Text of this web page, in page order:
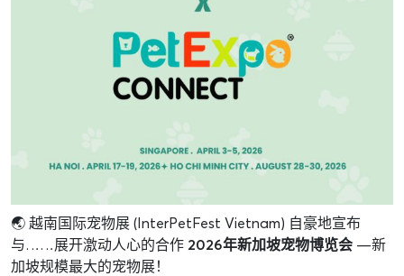
🌏 越南国际宠物展 (InterPetFest Vietnam) 自豪地宣布
与……展开激动人心的合作 2026年新加坡宠物博览会 —新
加坡规模最大的宠物展！